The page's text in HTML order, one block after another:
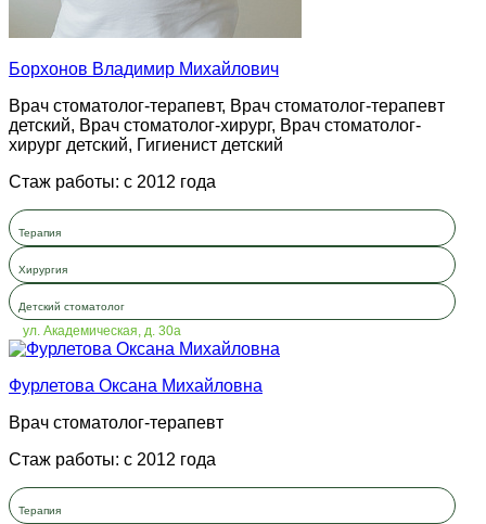
Борхонов Владимир Михайлович
Врач стоматолог-терапевт, Врач стоматолог-терапевт
детский, Врач стоматолог-хирург, Врач стоматолог-
хирург детский, Гигиенист детский
Стаж работы: с 2012 года
Терапия
Хирургия
Детский стоматолог
ул. Академическая, д. 30а
Фурлетова Оксана Михайловна
Врач стоматолог-терапевт
Стаж работы: с 2012 года
Терапия